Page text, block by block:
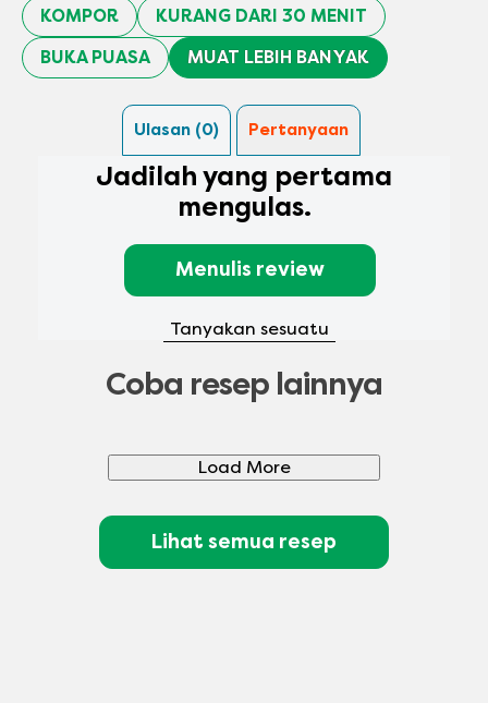
KOMPOR
KURANG DARI 30 MENIT
BUKA PUASA
MUAT LEBIH BANYAK
Ulasan (0) Pertanyaan (0)
Jadilah yang pertama
mengulas.
Menulis review
Tanyakan sesuatu
Coba resep lainnya
Load More
Lihat semua resep